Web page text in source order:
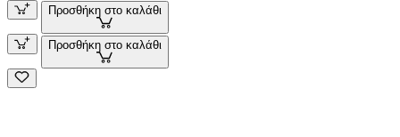
Προσθήκη στο καλάθι
Προσθήκη στο καλάθι